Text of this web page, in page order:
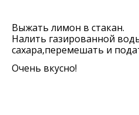
Выжать лимон в стакан.
Налить газированной
сахара,перемешать и
Очень вкусно!